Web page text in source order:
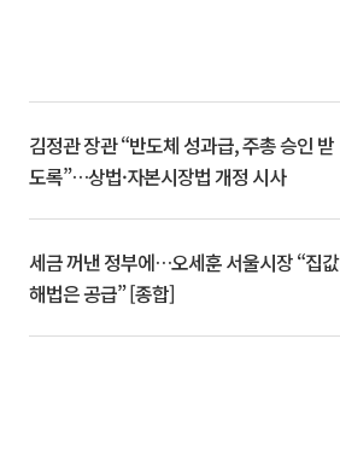
김정관 장관 “반도체 성과급, 주총 승인 받
도록”…상법·자본시장법 개정 시사
세금 꺼낸 정부에…오세훈 서울시장 “집값
해법은 공급” [종합]